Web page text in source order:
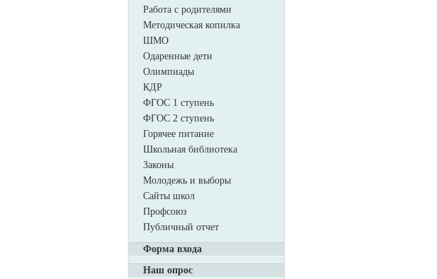
Работа с родителями
Методическая копилка
ШМО
Одаренные дети
Олимпиады
КДР
ФГОС 1 ступень
ФГОС 2 ступень
Горячее питание
Школьная библиотека
Законы
Молодежь и выборы
Сайты школ
Профсоюз
Публичный отчет
Форма входа
Наш опрос